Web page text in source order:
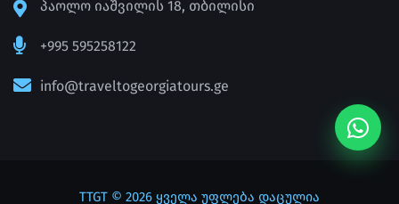
პაოლო იაშვილის 18, თბილისი
+995 595258122
info@traveltogeorgiatours.ge
TTGT © 2026 ყველა უფლება დაცულია